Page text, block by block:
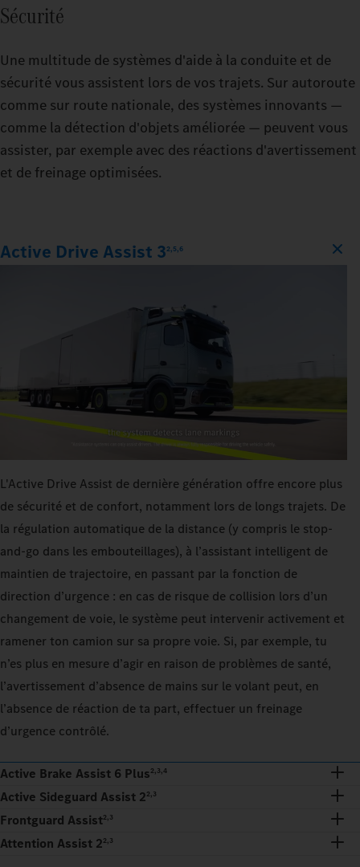
Sécurité
Une multitude de systèmes d'aide à la conduite et de
sécurité vous assistent lors de vos trajets. Sur autoroute
comme sur route nationale, des systèmes innovants —
comme la détection d'objets améliorée — peuvent vous
assister, par exemple avec des réactions d'avertissement
et de freinage optimisées.
Active Drive Assist 32,5,6
L'Active Drive Assist de dernière génération offre encore plus
de sécurité et de confort, notamment lors de longs trajets. De
la régulation automatique de la distance (y compris le stop-
and-go dans les embouteillages), à l’assistant intelligent de
maintien de trajectoire, en passant par la fonction de
direction d’urgence : en cas de risque de collision lors d’un
changement de voie, le système peut intervenir activement et
ramener ton camion sur sa propre voie. Si, par exemple, tu
n’es plus en mesure d’agir en raison de problèmes de santé,
l’avertissement d’absence de mains sur le volant peut, en
l’absence de réaction de ta part, effectuer un freinage
d’urgence contrôlé.
Active Brake Assist 6 Plus2,3,4
Active Sideguard Assist 22,3
Frontguard Assist2,3
Attention Assist 22,3